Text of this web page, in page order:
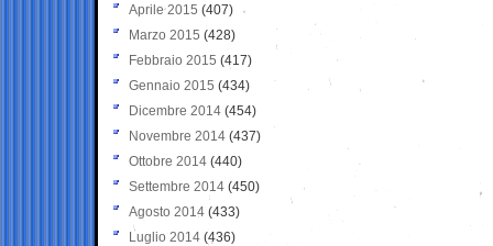
Aprile 2015 (407)
Marzo 2015 (428)
Febbraio 2015 (417)
Gennaio 2015 (434)
Dicembre 2014 (454)
Novembre 2014 (437)
Ottobre 2014 (440)
Settembre 2014 (450)
Agosto 2014 (433)
Luglio 2014 (436)